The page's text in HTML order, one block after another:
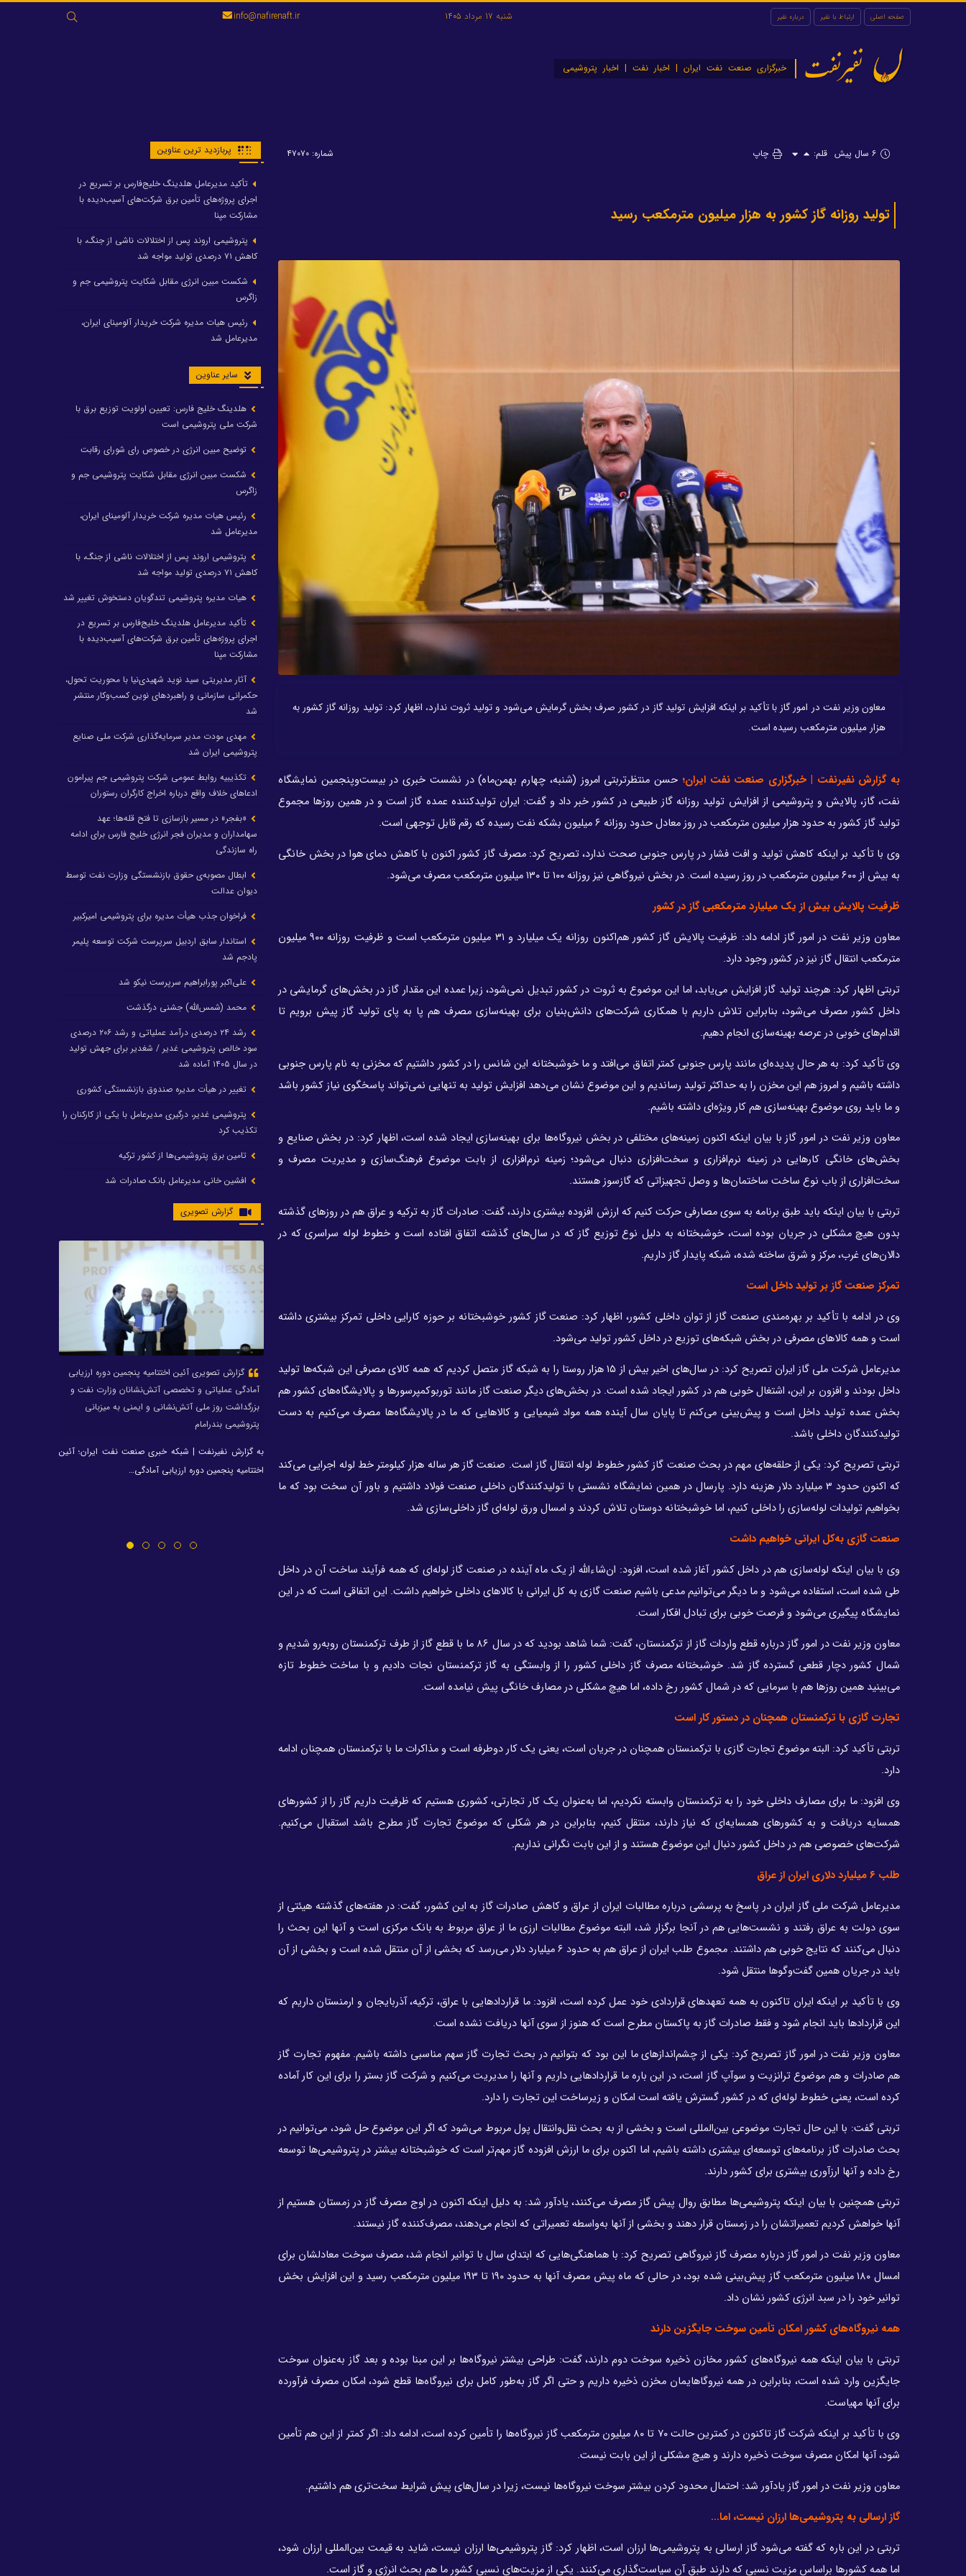
صفحه اصلی ارتباط با نفیر درباره نفیر
جستجو
برای:
شنبه 17 مرداد 1405 info@nafirenaft.ir
نفیرنفت خبرگزاری صنعت نفت ایران | اخبار نفت | اخبار پتروشیمی
۶ سال پیش قلم: چاپ شماره: ۴۷۰۷۰
تولید روزانه گاز کشور به هزار میلیون مترمکعب رسید
معاون وزیر نفت در امور گاز با تأکید بر اینکه افزایش تولید گاز در کشور صرف بخش گرمایش می‌شود و تولید ثروت ندارد، اظهار کرد: تولید روزانه گاز کشور به
هزار میلیون مترمکعب رسیده است.
به گزارش نفیرنفت | خبرگزاری صنعت نفت ایران؛ حسن منتظرتربتی امروز (شنبه، چهارم بهمن‌ماه) در نشست خبری در بیست‌وپنجمین نمایشگاه
نفت، گاز، پالایش و پتروشیمی از افزایش تولید روزانه گاز طبیعی در کشور خبر داد و گفت: ایران تولیدکننده عمده گاز است و در همین روزها مجموع
تولید گاز کشور به حدود هزار میلیون مترمکعب در روز معادل حدود روزانه ۶ میلیون بشکه نفت رسیده که رقم قابل توجهی است.
وی با تأکید بر اینکه کاهش تولید و افت فشار در پارس جنوبی صحت ندارد، تصریح کرد: مصرف گاز کشور اکنون با کاهش دمای هوا در بخش خانگی
به بیش از ۶۰۰ میلیون مترمکعب در روز رسیده است. در بخش نیروگاهی نیز روزانه ۱۰۰ تا ۱۳۰ میلیون مترمکعب مصرف می‌شود.
ظرفیت پالایش بیش از یک میلیارد مترمکعبی گاز در کشور
معاون وزیر نفت در امور گاز ادامه داد: ظرفیت پالایش گاز کشور هم‌اکنون روزانه یک میلیارد و ۳۱ میلیون مترمکعب است و ظرفیت روزانه ۹۰۰ میلیون
مترمکعب انتقال گاز نیز در کشور وجود دارد.
تربتی اظهار کرد: هرچند تولید گاز افزایش می‌یابد، اما این موضوع به ثروت در کشور تبدیل نمی‌شود، زیرا عمده این مقدار گاز در بخش‌های گرمایشی در
داخل کشور مصرف می‌شود، بنابراین تلاش داریم با همکاری شرکت‌های دانش‌بنیان برای بهینه‌سازی مصرف هم پا به پای تولید گاز پیش برویم تا
اقدام‌های خوبی در عرصه بهینه‌سازی انجام دهیم.
وی تأکید کرد: به هر حال پدیده‌ای مانند پارس جنوبی کمتر اتفاق می‌افتد و ما خوشبختانه این شانس را در کشور داشتیم که مخزنی به نام پارس جنوبی
داشته باشیم و امروز هم این مخزن را به حداکثر تولید رساندیم و این موضوع نشان می‌دهد افزایش تولید به تنهایی نمی‌تواند پاسخگوی نیاز کشور باشد
و ما باید روی موضوع بهینه‌سازی هم کار ویژه‌ای داشته باشیم.
معاون وزیر نفت در امور گاز با بیان اینکه اکنون زمینه‌های مختلفی در بخش نیروگاه‌ها برای بهینه‌سازی ایجاد شده است، اظهار کرد: در بخش صنایع و
بخش‌های خانگی کارهایی در زمینه نرم‌افزاری و سخت‌افزاری دنبال می‌شود؛ زمینه نرم‌افزاری از بابت موضوع فرهنگ‌سازی و مدیریت مصرف و
سخت‌افزاری از باب نوع ساخت ساختمان‌ها و وصل تجهیزاتی که گازسوز هستند.
تربتی با بیان اینکه باید طبق برنامه به‌ سوی مصارفی حرکت کنیم که ارزش افزوده بیشتری دارند، گفت: صادرات گاز به ترکیه و عراق هم در روزهای گذشته
بدون هیچ مشکلی در جریان بوده است، خوشبختانه به دلیل نوع توزیع گاز که در سال‌های گذشته اتفاق افتاده است و خطوط لوله سراسری که در
دالان‌های غرب، مرکز و شرق ساخته شده، شبکه پایدار گاز داریم.
تمرکز صنعت گاز بر تولید داخل است
وی در ادامه با تأکید بر بهره‌مندی صنعت گاز از توان داخلی کشور، اظهار کرد: صنعت گاز کشور خوشبختانه بر حوزه کارایی داخلی تمرکز بیشتری داشته
است و همه کالاهای مصرفی در بخش شبکه‌های توزیع در داخل کشور تولید می‌شود.
مدیرعامل شرکت ملی گاز ایران تصریح کرد: در سال‌های اخیر بیش از ۱۵ هزار روستا را به شبکه گاز متصل کردیم که همه کالای مصرفی این شبکه‌ها تولید
داخل بودند و افزون بر این، اشتغال خوبی هم در کشور ایجاد شده است. در بخش‌های دیگر صنعت گاز مانند توربوکمپرسورها و پالایشگاه‌های کشور هم
بخش عمده تولید داخل است و پیش‌بینی می‌کنم تا پایان سال آینده همه مواد شیمیایی و کالاهایی که ما در پالایشگاه‌ها مصرف می‌کنیم به دست
تولیدکنندگان داخلی باشد.
تربتی تصریح کرد: یکی از حلقه‌های مهم در بحث صنعت گاز کشور خطوط لوله انتقال گاز است. صنعت گاز هر ساله هزار کیلومتر خط لوله اجرایی می‌کند
که اکنون حدود ۳ میلیارد دلار هزینه دارد. پارسال در همین نمایشگاه نشستی با تولیدکنندگان داخلی صنعت فولاد داشتیم و باور آن سخت بود که ما
بخواهیم تولیدات لوله‌سازی را داخلی کنیم، اما خوشبختانه دوستان تلاش کردند و امسال ورق لوله‌ای گاز داخلی‌سازی شد.
صنعت گازی به‌کل ایرانی خواهیم داشت
وی با بیان اینکه لوله‌سازی هم در داخل کشور آغاز شده است، افزود: ان‌شاء‌الله از یک ماه آینده در صنعت گاز لوله‌ای که همه فرآیند ساخت آن در داخل
طی شده است، استفاده می‌شود و ما دیگر می‌توانیم مدعی باشیم صنعت گازی به کل ایرانی با کالاهای داخلی خواهیم داشت. این اتفاقی است که در این
نمایشگاه پیگیری می‌شود و فرصت خوبی برای تبادل افکار است.
معاون وزیر نفت در امور گاز درباره قطع واردات گاز از ترکمنستان، گفت: شما شاهد بودید که در سال ۸۶ ما با قطع گاز از طرف ترکمنستان روبه‌رو شدیم و
شمال کشور دچار قطعی گسترده گاز شد. خوشبختانه مصرف گاز داخلی کشور را از وابستگی به گاز ترکمنستان نجات دادیم و با ساخت خطوط تازه
می‌بینید همین روزها هم با سرمایی که در شمال کشور رخ داده، اما هیچ مشکلی در مصارف خانگی پیش نیامده است.
تجارت گازی با ترکمنستان همچنان در دستور کار است
تربتی تأکید کرد: البته موضوع تجارت گازی با ترکمنستان همچنان در جریان است، یعنی یک کار دوطرفه است و مذاکرات ما با ترکمنستان همچنان ادامه
دارد.
وی افزود: ما برای مصارف داخلی خود را به ترکمنستان وابسته نکردیم، اما به‌عنوان یک کار تجارتی، کشوری هستیم که ظرفیت داریم گاز را از کشورهای
همسایه دریافت و به کشورهای همسایه‌ای که نیاز دارند، منتقل کنیم، بنابراین در هر شکلی که موضوع تجارت گاز مطرح باشد استقبال می‌کنیم.
شرکت‌های خصوصی هم در داخل کشور دنبال این موضوع هستند و از این بابت نگرانی نداریم.
طلب ۶ میلیارد دلاری ایران از عراق
مدیرعامل شرکت ملی گاز ایران در پاسخ به پرسشی درباره مطالبات ایران از عراق و کاهش صادرات گاز به این کشور، گفت: در هفته‌های گذشته هیئتی از
سوی دولت به عراق رفتند و نشست‌هایی هم در آنجا برگزار شد، البته موضوع مطالبات ارزی ما از عراق مربوط به بانک مرکزی است و آنها این بحث را
دنبال می‌کنند که نتایج خوبی هم داشتند. مجموع طلب ایران از عراق هم به حدود ۶ میلیارد دلار می‌رسد که بخشی از آن منتقل شده است و بخشی از آن
باید در جریان همین گفت‌وگوها منتقل شود.
وی با تأکید بر اینکه ایران تاکنون به همه تعهدهای قراردادی خود عمل کرده است، افزود: ما قراردادهایی با عراق، ترکیه، آذربایجان و ارمنستان داریم که
این قراردادها باید انجام شود و فقط صادرات گاز به پاکستان مطرح است که هنوز از سوی آنها دریافت نشده است.
معاون وزیر نفت در امور گاز تصریح کرد: یکی از چشم‌اندازهای ما این بود که بتوانیم در بحث تجارت گاز سهم مناسبی داشته باشیم. مفهوم تجارت گاز
هم صادرات و هم موضوع ترانزیت و سوآپ گاز است، در این باره ما قراردادهایی داریم و آنها را مدیریت می‌کنیم و شرکت گاز بستر را برای این کار آماده
کرده است، یعنی خطوط لوله‌ای که در کشور گسترش یافته است امکان و زیرساخت این تجارت را دارد.
تربتی گفت: با این حال تجارت موضوعی بین‌المللی است و بخشی از به بحث نقل‌وانتقال پول مربوط می‌شود که اگر این موضوع حل شود، می‌توانیم در
بحث صادرات گاز برنامه‌های توسعه‌ای بیشتری داشته باشیم، اما اکنون برای ما ارزش افزوده گاز مهم‌تر است که خوشبختانه بیشتر در پتروشیمی‌ها توسعه
رخ داده و آنها ارزآوری بیشتری برای کشور دارند.
تربتی همچنین با بیان اینکه پتروشیمی‌ها مطابق روال پیش گاز مصرف می‌کنند، یادآور شد: به دلیل اینکه اکنون در اوج مصرف گاز در زمستان هستیم از
آنها خواهش کردیم تعمیراتشان را در زمستان قرار دهند و بخشی از آنها به‌واسطه تعمیراتی که انجام می‌دهند، مصرف‌کننده گاز نیستند.
معاون وزیر نفت در امور گاز درباره مصرف گاز نیروگاهی تصریح کرد: با هماهنگی‌هایی که ابتدای سال با توانیر انجام شد، مصرف سوخت معادلشان برای
امسال ۱۸۰ میلیون مترمکعب گاز پیش‌بینی شده بود، در حالی که ماه پیش مصرف آنها به حدود ۱۹۰ تا ۱۹۳ میلیون مترمکعب رسید و این افزایش بخش
توانیر خود را در سبد انرژی کشور نشان داد.
همه نیروگاه‌های کشور امکان تأمین سوخت جایگزین دارند
تربتی با بیان اینکه همه نیروگاه‌های کشور مخازن ذخیره سوخت دوم دارند، گفت: طراحی بیشتر نیروگاه‌ها بر این مبنا بوده و بعد گاز به‌عنوان سوخت
جایگزین وارد شده است، بنابراین در همه نیروگاهایمان مخزن ذخیره داریم و حتی اگر گاز به‌طور کامل برای نیروگاه‌ها قطع شود، امکان مصرف فرآورده
برای آنها مهیاست.
وی با تأکید بر اینکه شرکت گاز تاکنون در کمترین حالت ۷۰ تا ۸۰ میلیون مترمکعب گاز نیروگاه‌ها را تأمین کرده است، ادامه داد: اگر کمتر از این هم تأمین
شود، آنها امکان مصرف سوخت ذخیره دارند و هیچ مشکلی از این بابت نیست.
معاون وزیر نفت در امور گاز یادآور شد: احتمال محدود کردن بیشتر سوخت نیروگاه‌ها نیست، زیرا در سال‌های پیش شرایط سخت‌تری هم داشتیم.
گاز ارسالی به پتروشیمی‌ها ارزان نیست، اما…
تربتی در این باره که گفته می‌شود گاز ارسالی به پتروشیمی‌ها ارزان است، اظهار کرد: گاز پتروشیمی‌ها ارزان نیست، شاید به قیمت بین‌المللی ارزان شود،
اما همه کشورها براساس مزیت نسبی که دارند طبق آن سیاست‌گذاری می‌کنند. یکی از مزیت‌های نسبی کشور ما هم بحث انرژی و گاز است.
پربازدید ترین عناوین
تأکید مدیرعامل هلدینگ خلیج‌فارس بر تسریع در
اجرای پروژه‌های تأمین برق شرکت‌های آسیب‌دیده با
مشارکت مپنا
پتروشیمی اروند پس از اختلالات ناشی از جنگ، با
کاهش ۷۱ درصدی تولید مواجه شد
شکست مبین انرژی مقابل شکایت پتروشیمی جم و
زاگرس
رئیس هیات مدیره شرکت خریدار آلومینای ایران،
مدیرعامل شد
سایر عناوین
هلدینگ خلیج فارس: تعیین اولویت توزیع برق با
شرکت ملی پتروشیمی است
توضیح مبین انرژی در خصوص رای شورای رقابت
شکست مبین انرژی مقابل شکایت پتروشیمی جم و
زاگرس
رئیس هیات مدیره شرکت خریدار آلومینای ایران،
مدیرعامل شد
پتروشیمی اروند پس از اختلالات ناشی از جنگ، با
کاهش ۷۱ درصدی تولید مواجه شد
هیات مدیره پتروشیمی تندگویان دستخوش تغییر شد
تأکید مدیرعامل هلدینگ خلیج‌فارس بر تسریع در
اجرای پروژه‌های تأمین برق شرکت‌های آسیب‌دیده با
مشارکت مپنا
آثار مدیریتی سید نوید شهیدی‌نیا با محوریت تحول،
حکمرانی سازمانی و راهبردهای نوین کسب‌وکار منتشر
شد
مهدی مودت مدیر سرمایه‌گذاری شرکت ملی صنایع
پتروشیمی ایران شد
تکذیبیه روابط عمومی شرکت پتروشیمی جم پیرامون
ادعاهای خلاف واقع درباره اخراج کارگران رستوران
«بفجر» در مسیر بازسازی تا فتح قله‌ها؛ عهد
سهامداران و مدیران فجر انرژی خلیج فارس برای ادامه
راه سازندگی
ابطال مصوبه‌ی حقوق بازنشستگی وزارت نفت توسط
دیوان عدالت
فراخوان جذب هیأت مدیره برای پتروشیمی امیرکبیر
استاندار سابق اردبیل سرپرست شرکت توسعه پلیمر
پادجم شد
علی‌اکبر پورابراهیم سرپرست نیکو شد
محمد (شمس‌الله) جشنی درگذشت
رشد ۲۴ درصدی درآمد عملیاتی و رشد ۲۰۶ درصدی
سود خالص پتروشیمی غدیر / شغدیر برای جهش تولید
در سال ۱۴۰۵ آماده شد
تغییر در هیأت مدیره صندوق بازنشستگی کشوری
پتروشیمی غدیر، درگیری مدیرعامل با یکی از کارکنان را
تکذیب کرد
تامین برق پتروشیمی‌ها از کشور ترکیه
افشین خانی مدیرعامل بانک صادرات شد
ایرانول ۶ همت سود تقسیم کرد
با حکم رئیس‌جمهور؛ دکتر عسکری‌آزاد و دکتر مروتی در
شورای سازمان بهینه‌سازی و مدیریت راهبردی انرژی
منصوب شدند
محمد زین العابدین سرپرست شرکت پتروشیمی
کیمیای پارس خاورمیانه شد
سرپرستی دوباره حسام خوشبین فر در پتروشیمی
امیرکبیر
۱۴۰۴؛ سال طلایی پتروشیمی نوری
حجت عبداله‌پور مدیرعامل شرکت نگهداشت‌کاران شد
گزارش تصویری
گزارش تصویری آئین اختتامیه پنجمین دوره ارزیابی
آمادگی عملیاتی و تخصصی آتش‌نشانان وزارت نفت و
بزرگداشت روز ملی آتش‌نشانی و ایمنی به میزبانی
پتروشیمی بندرامام
به گزارش نفیرنفت | شبکه خبری صنعت نفت ایران؛ آئین
اختتامیه پنجمین دوره ارزیابی آمادگی…